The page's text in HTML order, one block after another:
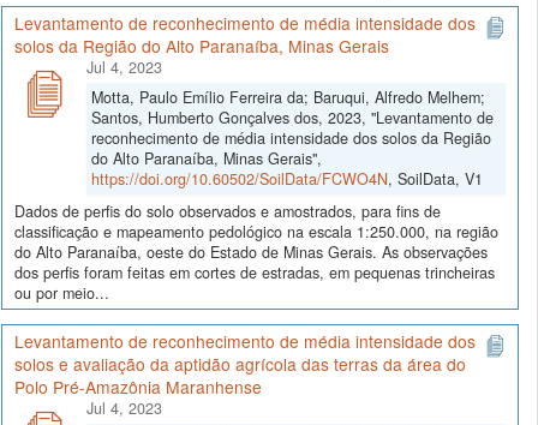
Levantamento de reconhecimento de média intensidade dos
solos da Região do Alto Paranaíba, Minas Gerais
Jul 4, 2023
Motta, Paulo Emílio Ferreira da; Baruqui, Alfredo Melhem;
Santos, Humberto Gonçalves dos, 2023, "Levantamento de
reconhecimento de média intensidade dos solos da Região
do Alto Paranaíba, Minas Gerais",
https://doi.org/10.60502/SoilData/FCWO4N, SoilData, V1
Dados de perfis do solo observados e amostrados, para fins de
classificação e mapeamento pedológico na escala 1:250.000, na região
do Alto Paranaíba, oeste do Estado de Minas Gerais. As observações
dos perfis foram feitas em cortes de estradas, em pequenas trincheiras
ou por meio...
Levantamento de reconhecimento de média intensidade dos
solos e avaliação da aptidão agrícola das terras da área do
Polo Pré-Amazônia Maranhense
Jul 4, 2023